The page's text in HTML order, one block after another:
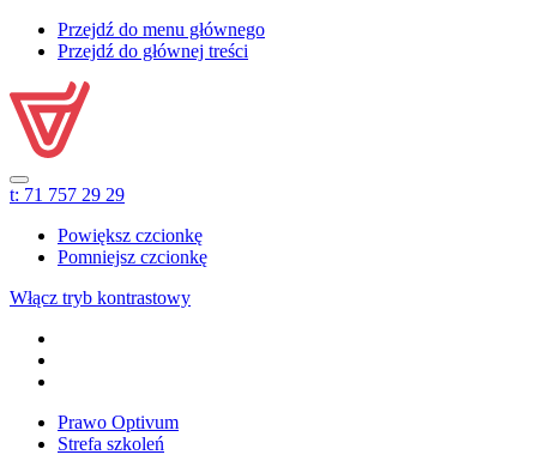
Przejdź do menu głównego
Przejdź do głównej treści
t: 71 757 29 29
Powiększ czcionkę
Pomniejsz czcionkę
Włącz tryb kontrastowy
Prawo Optivum
Strefa szkoleń